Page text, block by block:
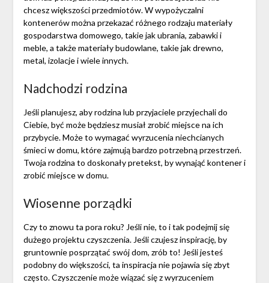
chcesz większości przedmiotów. W wypożyczalni
kontenerów można przekazać różnego rodzaju materiały
gospodarstwa domowego, takie jak ubrania, zabawki i
meble, a także materiały budowlane, takie jak drewno,
metal, izolacje i wiele innych.
Nadchodzi rodzina
Jeśli planujesz, aby rodzina lub przyjaciele przyjechali do
Ciebie, być może będziesz musiał zrobić miejsce na ich
przybycie. Może to wymagać wyrzucenia niechcianych
śmieci w domu, które zajmują bardzo potrzebną przestrzeń.
Twoja rodzina to doskonały pretekst, by wynająć kontener i
zrobić miejsce w domu.
Wiosenne porządki
Czy to znowu ta pora roku? Jeśli nie, to i tak podejmij się
dużego projektu czyszczenia. Jeśli czujesz inspirację, by
gruntownie posprzątać swój dom, zrób to! Jeśli jesteś
podobny do większości, ta inspiracja nie pojawia się zbyt
często. Czyszczenie może wiązać się z wyrzuceniem